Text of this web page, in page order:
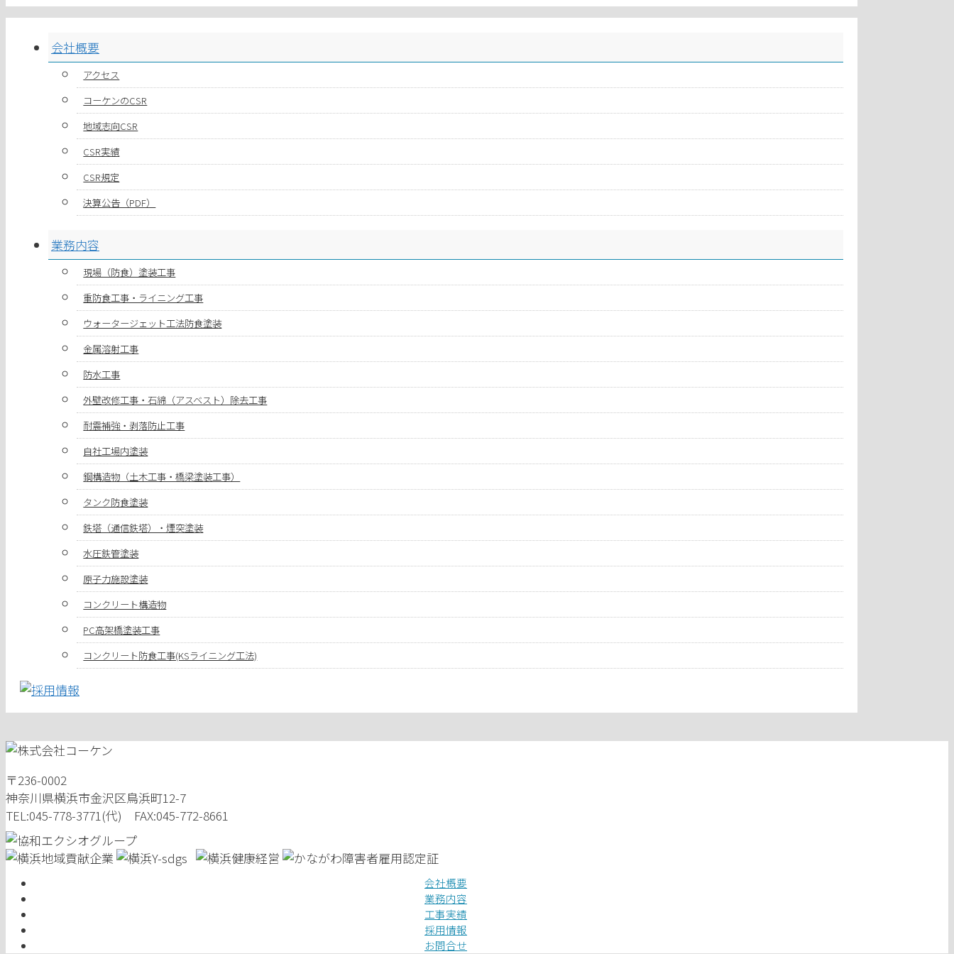
会社概要
アクセス
コーケンのCSR
地域志向CSR
CSR実績
CSR規定
決算公告（PDF）
業務内容
現場（防食）塗装工事
重防食工事・ライニング工事
ウォータージェット工法防食塗装
金属溶射工事
防水工事
外壁改修工事・石綿（アスベスト）除去工事
耐震補強・剥落防止工事
自社工場内塗装
鋼構造物（土木工事・橋梁塗装工事）
タンク防食塗装
鉄塔（通信鉄塔）・煙突塗装
水圧鉄管塗装
原子力施設塗装
コンクリート構造物
PC高架橋塗装工事
コンクリート防食工事(KSライニング工法)
〒236-0002
神奈川県横浜市金沢区鳥浜町12-7
TEL:045-778-3771(代) FAX:045-772-8661
会社概要
業務内容
工事実績
採用情報
お問合せ